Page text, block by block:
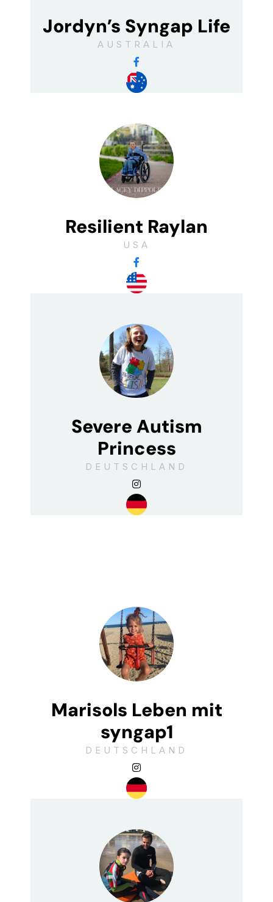
Jordyn’s Syngap Life
AUSTRALIA
Resilient Raylan
USA
Severe Autism
Princess
DEUTSCHLAND
Marisols Leben mit
syngap1
DEUTSCHLAND